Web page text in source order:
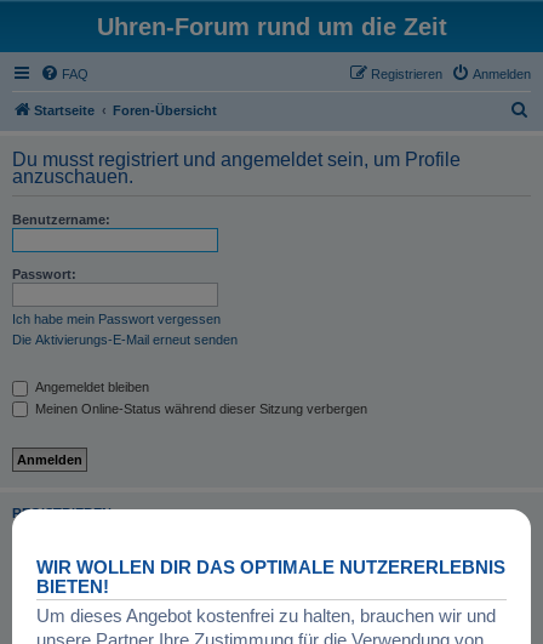
Uhren-Forum rund um die Zeit
FAQ Anmelden
Registrieren
Startseite Foren-Übersicht
Du musst registriert und angemeldet sein, um Profile
anzuschauen.
Benutzername:
Passwort:
Ich habe mein Passwort vergessen
Die Aktivierungs-E-Mail erneut senden
Angemeldet bleiben
Meinen Online-Status während dieser Sitzung verbergen
REGISTRIEREN
Registrierung ist in wenigen Augenblicken erledigt und ermöglicht dir, auf
weitere Funktionen zuzugreifen. Die Board-Administration kann registrierten
Benutzern auch zusätzliche Berechtigungen zuweisen. Beachte bitte unsere
Nutzungsbedingungen und die verwandten Regelungen, bevor du dich
registrierst. Bitte beachte auch die jeweiligen Forenregeln, wenn du dich in
WIR WOLLEN DIR DAS OPTIMALE NUTZERERLEBNIS
BIETEN!
Um dieses Angebot kostenfrei zu halten, brauchen wir und